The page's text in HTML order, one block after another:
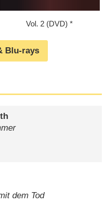
Vol. 2 (DVD)
Blu-rays
dem Tod